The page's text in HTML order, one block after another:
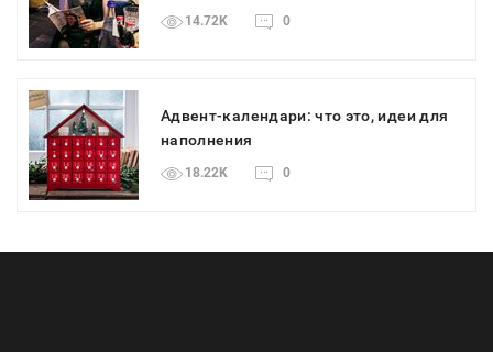
14.72K 0
Адвент-календари: что это, идеи для
наполнения
18.22K 0